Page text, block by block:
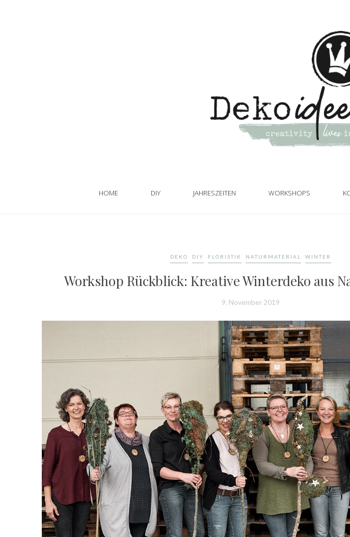
HOME DIY JAHRESZEITEN WORKSHOPS
DEKO DIY FLORISTIK NATURMATERIAL WINTER
Workshop Rückblick: Kreative Winterdeko aus
9. November 2019